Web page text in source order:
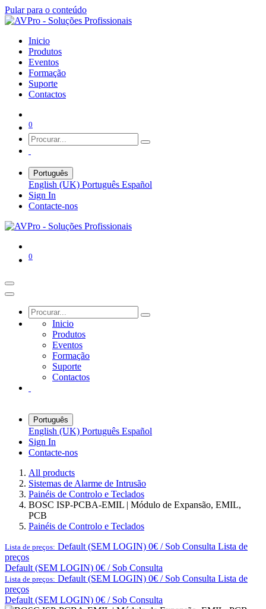
Pular para o conteúdo
Inicio
Produtos
Eventos
Formação
Suporte
Contactos
0
Português
English (UK) Português Español
Sign In
Contacte-nos
0
Inicio
Produtos
Eventos
Formação
Suporte
Contactos
Português
English (UK) Português Español
Sign In
Contacte-nos
All products
Sistemas de Alarme de Intrusão
Painéis de Controlo e Teclados
BOSC ISP-PCBA-EMIL | Módulo de Expansão, EMIL,
PCB
Painéis de Controlo e Teclados
Lista de preços: Default (SEM LOGIN) 0€ / Sob Consulta Lista de
preços
Default (SEM LOGIN) 0€ / Sob Consulta
Lista de preços: Default (SEM LOGIN) 0€ / Sob Consulta Lista de
preços
Default (SEM LOGIN) 0€ / Sob Consulta